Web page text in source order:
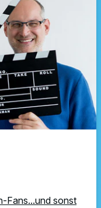
Fans...und sonst